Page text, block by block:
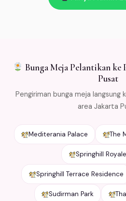
Bunga Meja Pelantikan ke
Pusat
Pengiriman bunga meja langsung
area Jakarta
Mediterania Palace The
Springhill
Springhill Terrace Residence
Sudirman Park